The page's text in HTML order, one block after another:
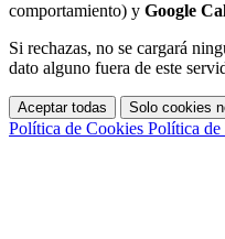
comportamiento) y Google
Si rechazas, no se cargará
dato alguno fuera de este
Aceptar todas Solo cookies
Política de Cookies Política de